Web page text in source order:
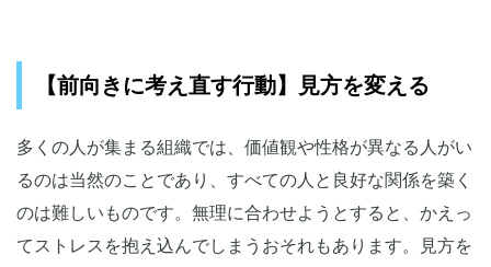
【前向きに考え直す行動】見方を変える
多くの人が集まる組織では、価値観や性格が異なる人がい
るのは当然のことであり、すべての人と良好な関係を築く
のは難しいものです。無理に合わせようとすると、かえっ
てストレスを抱え込んでしまうおそれもあります。見方を